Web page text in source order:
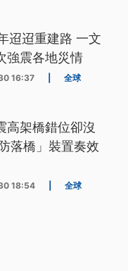
迢迢重建路 一文
強震各地災情
16:37 全球
高架橋錯位卻沒
落橋」裝置奏效
18:54 全球